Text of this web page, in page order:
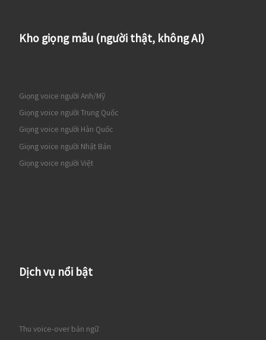
Kho giọng mẫu (người thật, không AI)
Giọng voice người Anh/Mỹ
Giọng voice người Trung Quốc
Giọng voice người Hàn Quốc
Giọng voice người Nhật Bản
Giọng voice người Việt
Dịch vụ nổi bật
Thu voice-over bản ngữ